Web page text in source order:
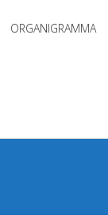
ORGANIGRAMMA